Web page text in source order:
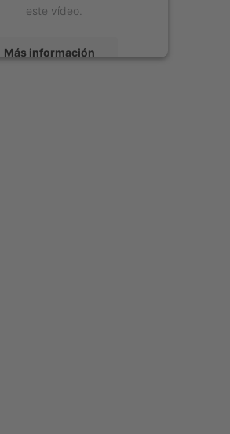
este vídeo.
Más información